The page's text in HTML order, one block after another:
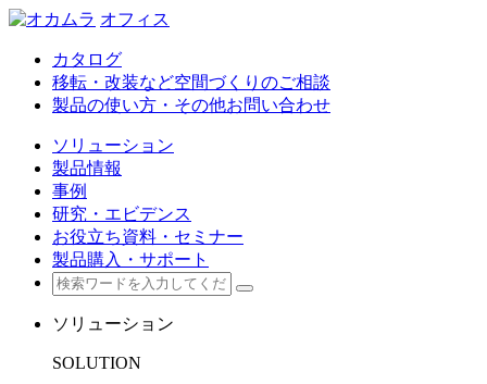
オフィス
カタログ
移転・改装など空間づくりのご相談
製品の使い方・その他お問い合わせ
ソリューション
製品情報
事例
研究・エビデンス
お役立ち資料・セミナー
製品購入・サポート
ソリューション
SOLUTION